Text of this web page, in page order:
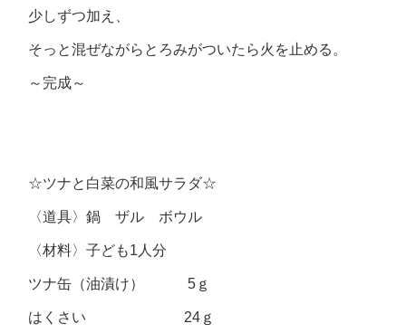
少しずつ加え、
そっと混ぜながらとろみがついたら火を止める。
～完成～
☆ツナと白菜の和風サラダ☆
〈道具〉鍋 ザル ボウル
〈材料〉子ども1人分
ツナ缶（油漬け） 5ｇ
はくさい 24ｇ